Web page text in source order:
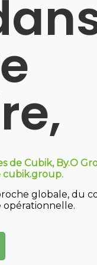
nous
sur tous les
de Cubik, By.O
cubik.group.
globale, du